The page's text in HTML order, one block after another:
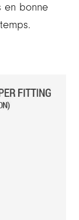
en bonne